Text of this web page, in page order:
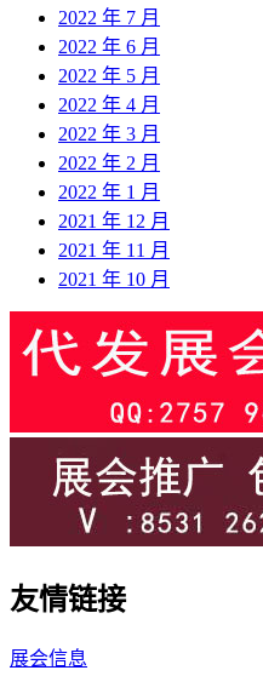
2022 年 7 月
2022 年 6 月
2022 年 5 月
2022 年 4 月
2022 年 3 月
2022 年 2 月
2022 年 1 月
2021 年 12 月
2021 年 11 月
2021 年 10 月
友情链接
展会信息